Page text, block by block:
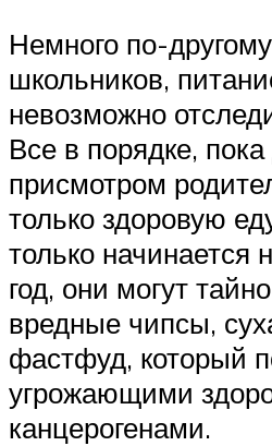
Немного по-
школьников,
невозможно
Все в порядке,
присмотром
только здоровую
только начинается
год, они могут
вредные чипсы,
фастфуд, который
угрожающими
канцерогенами.